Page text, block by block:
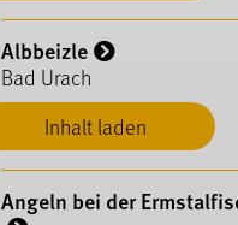
Inhalt laden
Albbeizle
Bad Urach
Angeln bei der